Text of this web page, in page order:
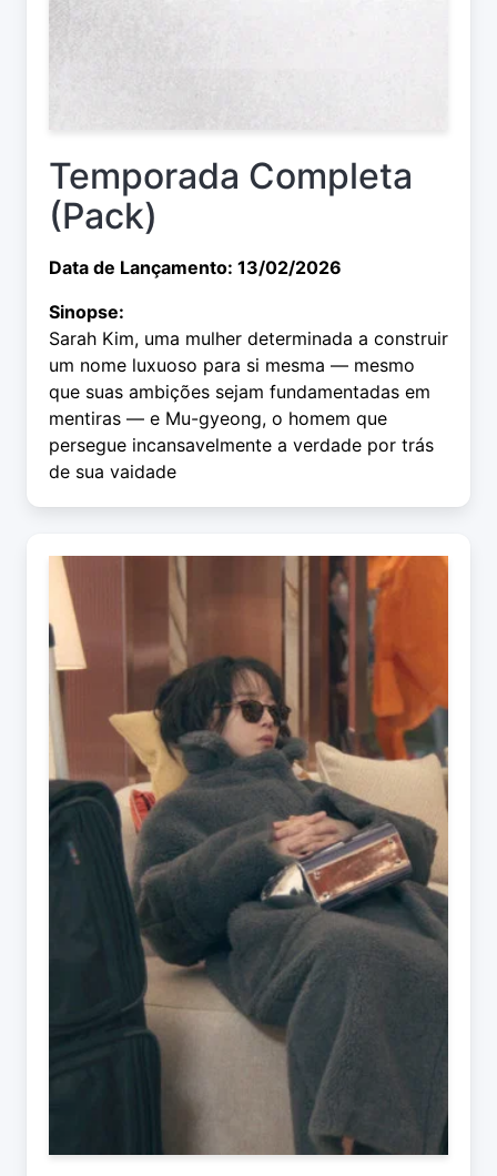
Temporada Completa
(Pack)
Data de Lançamento: 13/02/2026
Sinopse:
Sarah Kim, uma mulher determinada a construir
um nome luxuoso para si mesma — mesmo
que suas ambições sejam fundamentadas em
mentiras — e Mu-gyeong, o homem que
persegue incansavelmente a verdade por trás
de sua vaidade